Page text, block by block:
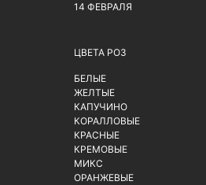
14 ФЕВРАЛЯ
ЦВЕТА РОЗ
БЕЛЫЕ
ЖЕЛТЫЕ
КАПУЧИНО
КОРАЛЛОВЫЕ
КРАСНЫЕ
КРЕМОВЫЕ
МИКС
ОРАНЖЕВЫЕ